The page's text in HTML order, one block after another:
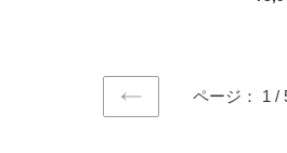
前
ページ： 1 /